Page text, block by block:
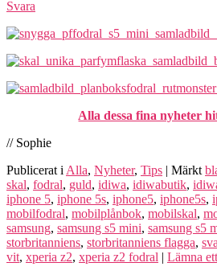
Svara
Alla dessa fina nyheter
// Sophie
Publicerat i Alla, Nyheter, Tips | Märkt
skal, fodral, guld, idiwa, idiwabutik,
iphone 5, iphone 5s, iphone5, iphone5s,
mobilfodral, mobilplånbok, mobilskal,
samsung, samsung s5 mini, samsung s5
storbritanniens, storbritanniens flagga,
vit, xperia z2, xperia z2 fodral | Lämna